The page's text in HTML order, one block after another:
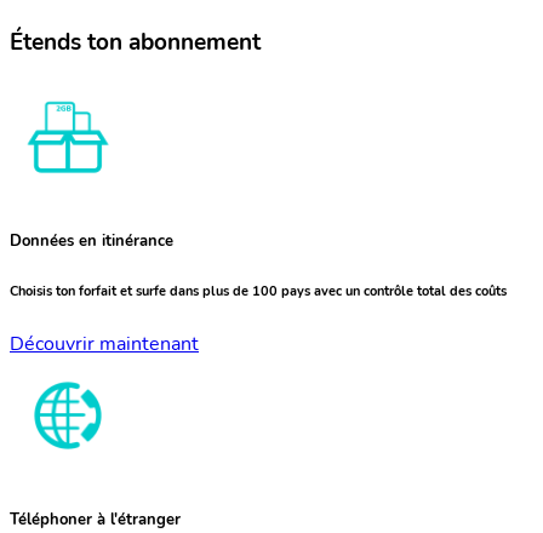
Étends ton abonnement
Données en itinérance
Choisis ton forfait et surfe dans plus de 100 pays avec un contrôle total des coûts
Découvrir maintenant
Téléphoner à l'étranger